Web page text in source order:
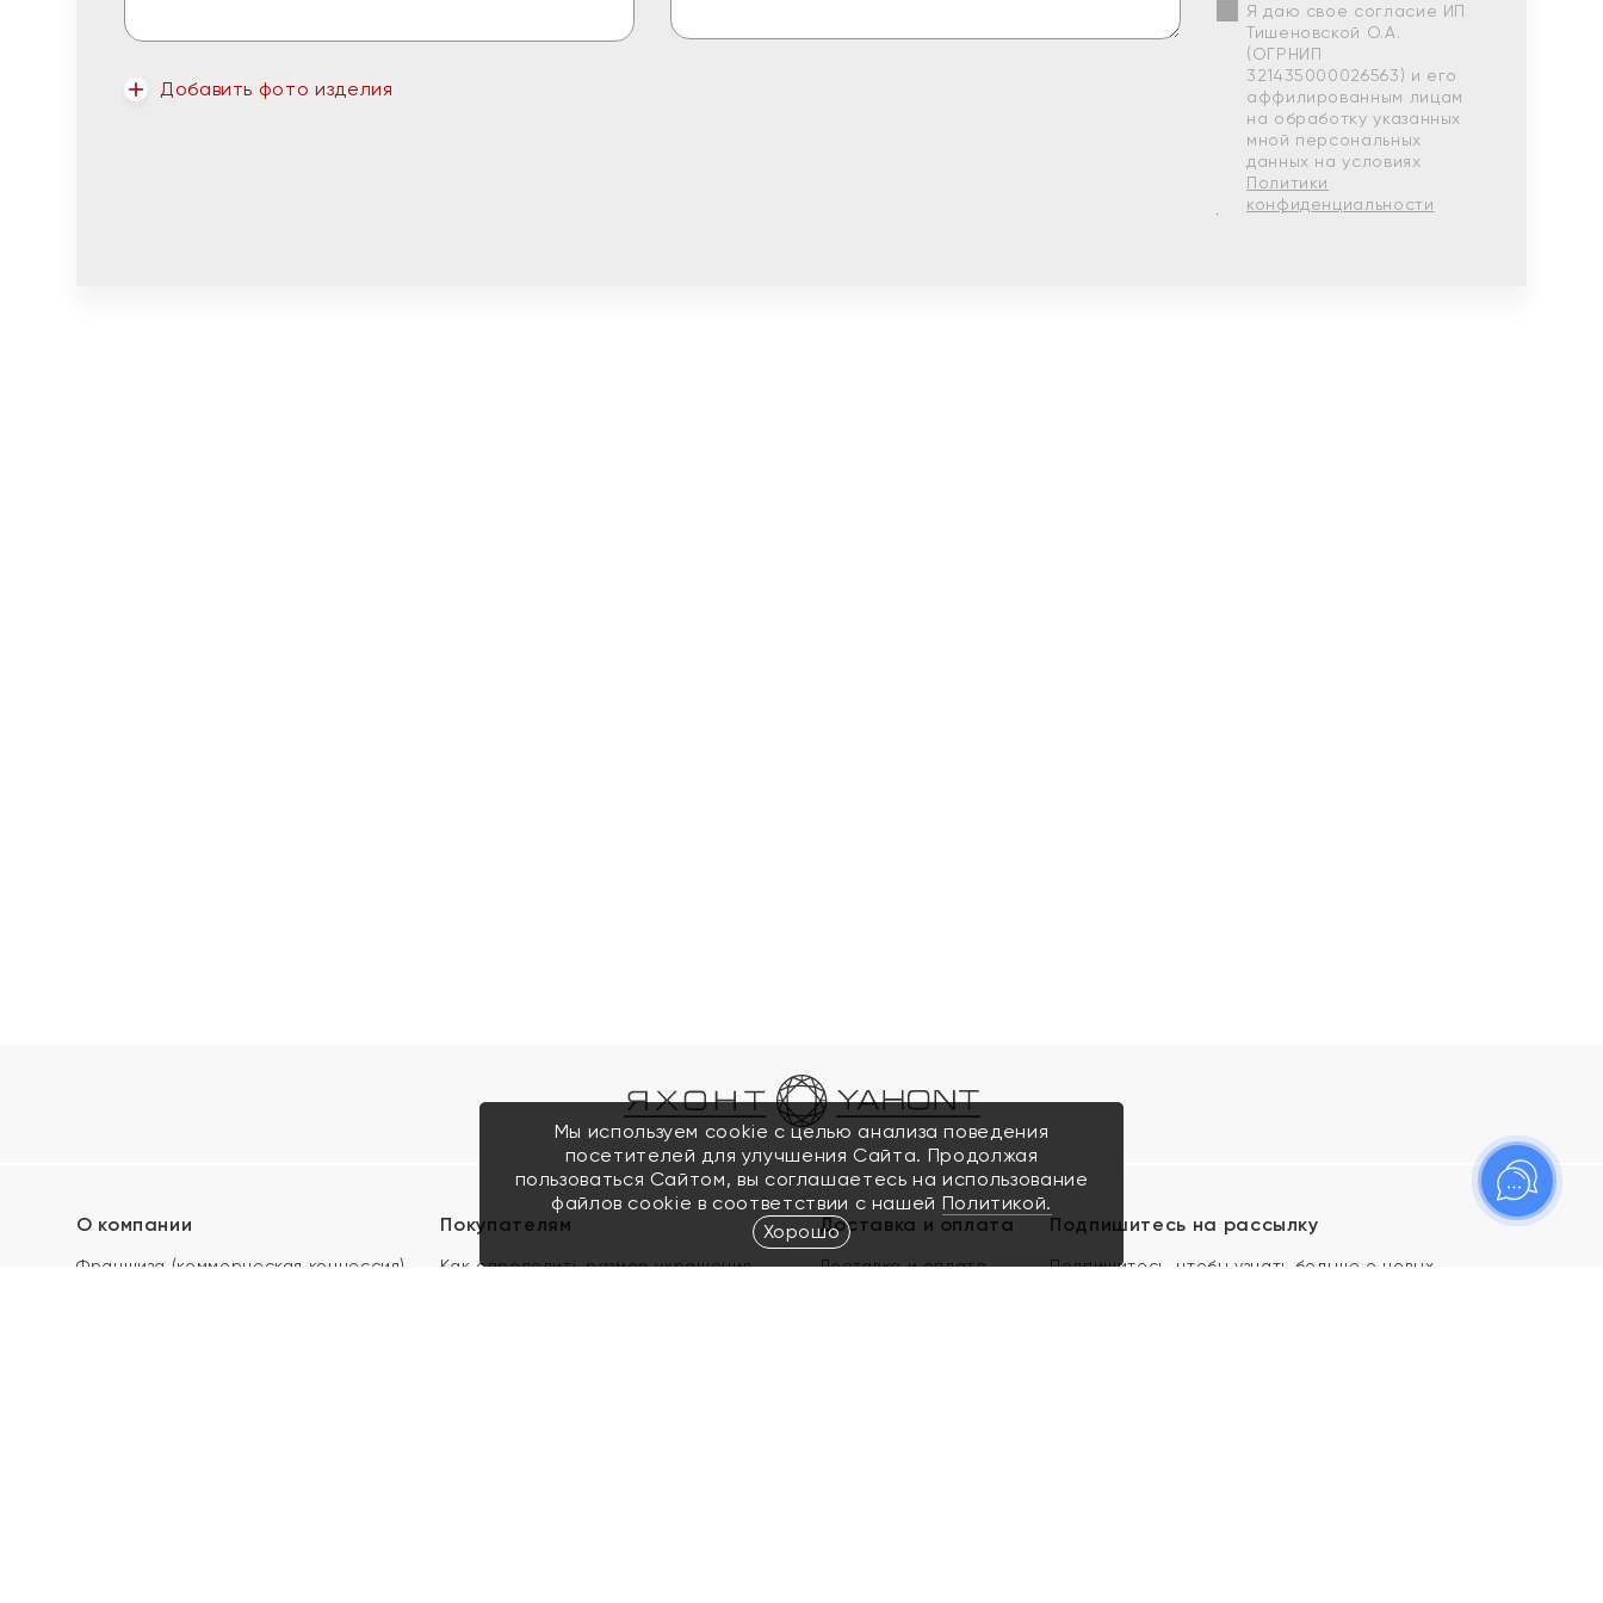
Добавить фото изделия
Я даю свое согласие ИП
Тишеновской О.А.
(ОГРНИП
321435000026563) и его
аффилированным лицам
на обработку указанных
мной персональных
данных на условиях
Политики
конфиденциальности
О компании
Франшиза (коммерческая концессия)
Покупателям
Как определить размер украшения
Доставка и оплата
Доставка и оплата
Подпишитесь на рассылку
Подпишитесь, чтобы узнать больше о новых
Мы используем cookie с целью анализа поведения
посетителей для улучшения Сайта. Продолжая
пользоваться Сайтом, вы соглашаетесь на использование
файлов cookie в соответствии с нашей Политикой.
Хорошо